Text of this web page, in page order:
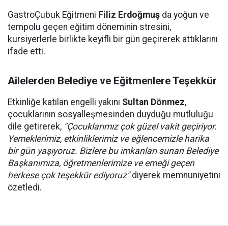
GastroÇubuk Eğitmeni Filiz Erdoğmuş da yoğun ve
tempolu geçen eğitim döneminin stresini,
kursiyerlerle birlikte keyifli bir gün geçirerek attıklarını
ifade etti.
Ailelerden Belediye ve Eğitmenlere Teşekkür
Etkinliğe katılan engelli yakını Sultan Dönmez,
çocuklarının sosyalleşmesinden duyduğu mutluluğu
dile getirerek, "Çocuklarımız çok güzel vakit geçiriyor.
Yemeklerimiz, etkinliklerimiz ve eğlencemizle harika
bir gün yaşıyoruz. Bizlere bu imkanları sunan Belediye
Başkanımıza, öğretmenlerimize ve emeği geçen
herkese çok teşekkür ediyoruz"diyerek memnuniyetini
özetledi.